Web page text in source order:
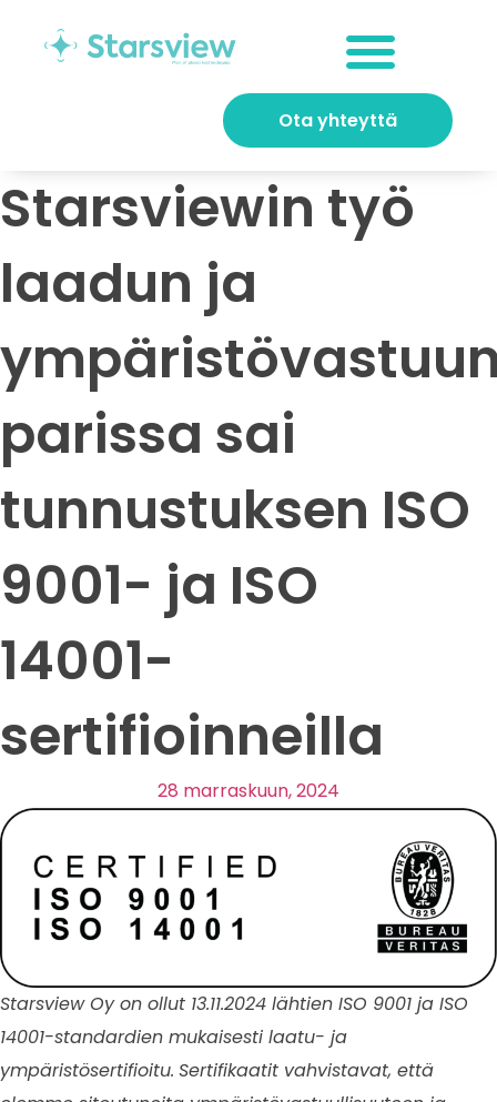
Ota yhteyttä
Starsviewin työ
laadun ja
parissa sai
tunnustuksen ISO
9001- ja ISO
14001-
sertifioinneilla
28 marraskuun, 2024
Starsview Oy on ollut 13.11.2024 lähtien ISO 9001 ja ISO
14001-standardien mukaisesti laatu- ja
ympäristösertifioitu. Sertifikaatit vahvistavat, että